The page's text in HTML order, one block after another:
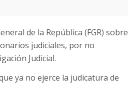
de la República (FGR) sobre
judiciales, por no
Judicial.
ya no ejerce la judicatura de